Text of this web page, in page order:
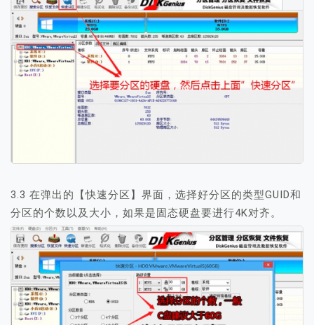
3.3 在弹出的【快速分区】界面，选择好分区的类型GUID和
分区的个数以及大小，如果是固态硬盘要进行4K对齐。